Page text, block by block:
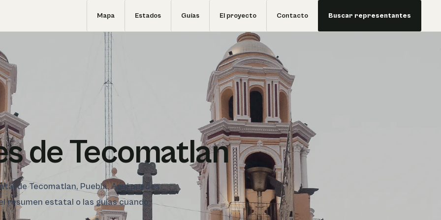
Mapa Estados Guías El proyecto Contacto Buscar representantes
de Tecomatlan
de Tecomatlan, Puebla. Aquí puedes
resumen estatal o las guías cuando